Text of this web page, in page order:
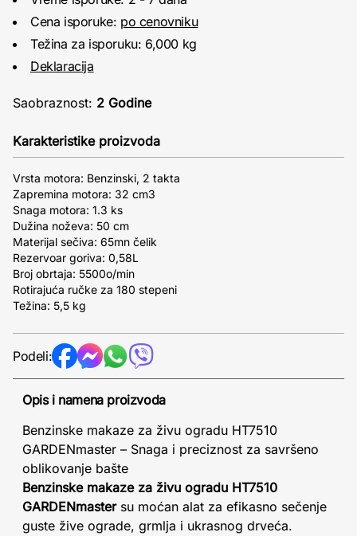
Cena isporuke: po cenovniku
Težina za isporuku: 6,000 kg
Deklaracija
Saobraznost: 2 Godine
Karakteristike proizvoda
Vrsta motora: Benzinski, 2 takta
Zapremina motora: 32 cm3
Snaga motora: 1.3 ks
Dužina noževa: 50 cm
Materijal sečiva: 65mn čelik
Rezervoar goriva: 0,58L
Broj obrtaja: 5500o/min
Rotirajuća ručke za 180 stepeni
Težina: 5,5 kg
Podeli:
Opis i namena proizvoda
Benzinske makaze za živu ogradu HT7510
GARDENmaster – Snaga i preciznost za savršeno
oblikovanje bašte
Benzinske makaze za živu ogradu HT7510
GARDENmastersu moćan alat za efikasno sečenje
guste žive ograde, grmlja i ukrasnog drveća.